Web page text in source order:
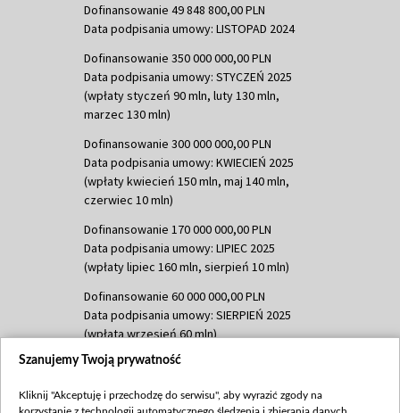
Dofinansowanie 49 848 800,00 PLN
Data podpisania umowy: LISTOPAD 2024
Dofinansowanie 350 000 000,00 PLN
Data podpisania umowy: STYCZEŃ 2025
(wpłaty styczeń 90 mln, luty 130 mln,
marzec 130 mln)
Dofinansowanie 300 000 000,00 PLN
Data podpisania umowy: KWIECIEŃ 2025
(wpłaty kwiecień 150 mln, maj 140 mln,
czerwiec 10 mln)
Dofinansowanie 170 000 000,00 PLN
Data podpisania umowy: LIPIEC 2025
(wpłaty lipiec 160 mln, sierpień 10 mln)
Dofinansowanie 60 000 000,00 PLN
Data podpisania umowy: SIERPIEŃ 2025
(wpłata wrzesień 60 mln)
Dofinansowanie 635 783 051,21 PLN
(wpłata wrzesień 100 mln, październik 350
Szanujemy Twoją prywatność
Kliknij "Akceptuję i przechodzę do serwisu", aby wyrazić zgody na